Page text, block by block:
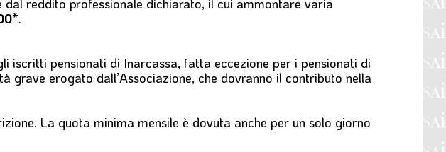
*.
iscritti pensionati di Inarcassa, fatta eccezione per i pensionati di
grave erogato dall’Associazione, che dovranno il contributo nella
La quota minima mensile è dovuta anche per un solo giorno